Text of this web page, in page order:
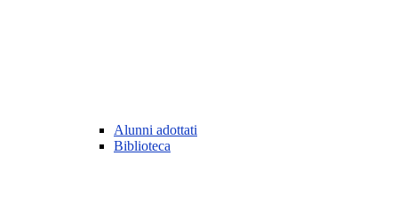
Alunni adottati
Biblioteca